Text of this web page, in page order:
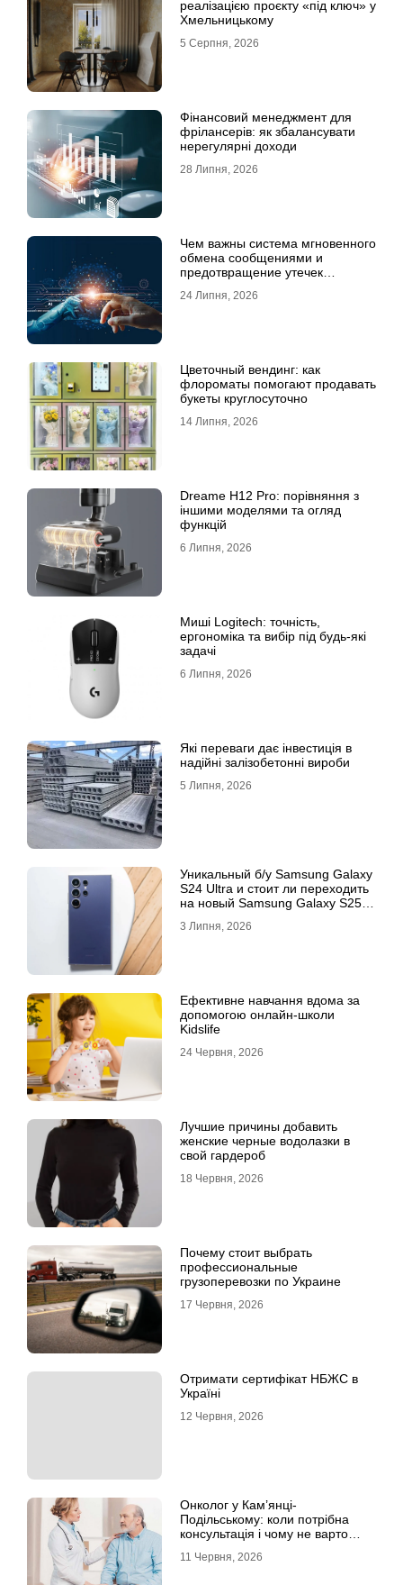
реалізацією проєкту «під ключ» у
Хмельницькому
5 Серпня, 2026
Фінансовий менеджмент для
фрілансерів: як збалансувати
нерегулярні доходи
28 Липня, 2026
Чем важны система мгновенного
обмена сообщениями и
предотвращение утечек
24 Липня, 2026
Цветочный вендинг: как
флороматы помогают продавать
букеты круглосуточно
14 Липня, 2026
Dreame H12 Pro: порівняння з
іншими моделями та огляд
функцій
6 Липня, 2026
Миші Logitech: точність,
ергономіка та вибір під будь-які
задачі
6 Липня, 2026
Які переваги дає інвестиція в
надійні залізобетонні вироби
5 Липня, 2026
Уникальный б/у Samsung Galaxy
S24 Ultra и стоит ли переходить
на новый Samsung Galaxy S25
3 Липня, 2026
Ефективне навчання вдома за
допомогою онлайн-школи
Kidslife
24 Червня, 2026
Лучшие причины добавить
женские черные водолазки в
свой гардероб
18 Червня, 2026
Почему стоит выбрать
профессиональные
грузоперевозки по Украине
17 Червня, 2026
Отримати сертифікат НБЖС в
Україні
12 Червня, 2026
Онколог у Кам’янці-
Подільському: коли потрібна
консультація і чому не варто
11 Червня, 2026